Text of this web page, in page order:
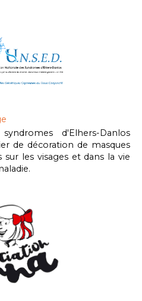
d'Elhers-Danlos
de décoration de masques
les visages et dans la vie